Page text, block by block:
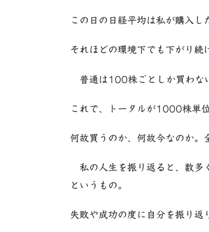
この日の日経平均は私が購入し
それほどの環境下でも下がり続
普通は100株ごとしか買わな
これで、トータルが1000株単
何故買うのか、何故今なのか。
私の人生を振り返ると、数多
というもの。
失敗や成功の度に自分を振り返